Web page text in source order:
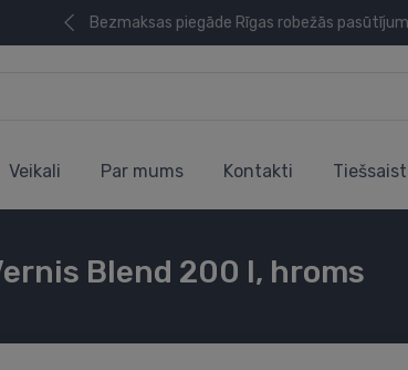
Bezmaksas piegāde Rīgas robežās
Veikali Par mums Kontakti
Blend 200 I, hroms